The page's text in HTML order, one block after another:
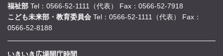
福祉部 Tel：0566-52-1111（代表）
Fax：0566-52-7918
こども未来部・教育委員会 Tel：0566-52-1111（代表）
Fax：
0566-52-8188
いきいき広場開庁時間